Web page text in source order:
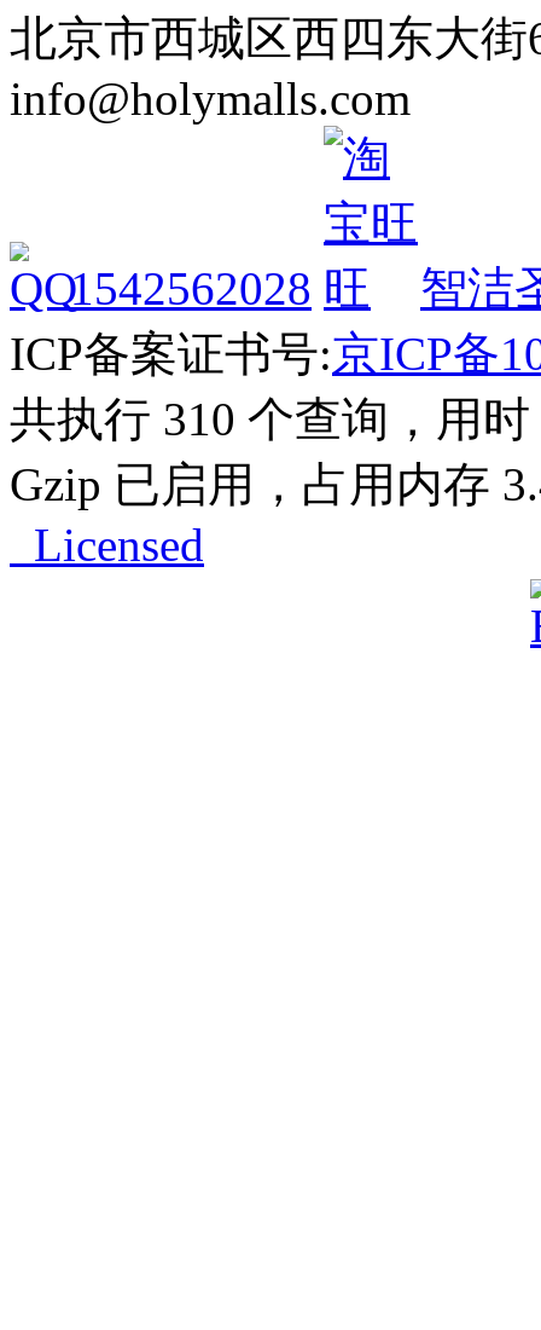
北京市西城区西四东大街
info@holymalls.com
1542562028
智洁
ICP备案证书号:京ICP备
共执行 310 个查询，用
Gzip 已启用，占用内存
Licensed